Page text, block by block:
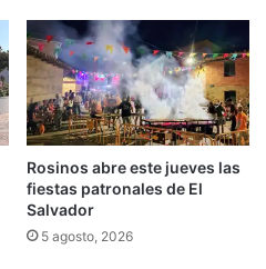
Rosinos abre este jueves las
fiestas patronales de El
Salvador
5 agosto, 2026